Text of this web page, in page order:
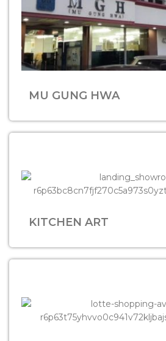
MU GUNG HWA
KITCHEN ART